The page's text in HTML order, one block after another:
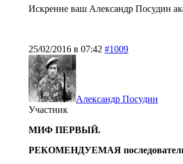
Искренне ваш Александр Посудин
25/02/2016 в 07:42 #1009
Александр Посудин
Участник
МИФ ПЕРВЫЙ.
РЕКОМЕНДУЕМАЯ